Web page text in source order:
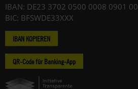
IBAN: DE23 3702 0500 0008 0901 00
BIC: BFSWDE33XXX
IBAN KOPIEREN
QR-Code für Banking-App